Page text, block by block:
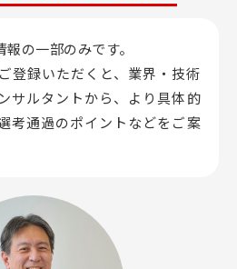
の一部のみです。
登録いただくと、業界・技術
サルタントから、 より具体的
考通過のポイントなどをご案